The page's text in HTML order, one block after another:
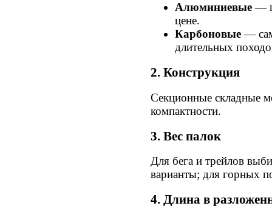
Алюминиевые—
цене.
Карбоновые—
длительных
2. Конструкция
Секционные складные
компактности.
3. Вес палок
Для бега и трейлов
варианты; для горных
4. Длина в